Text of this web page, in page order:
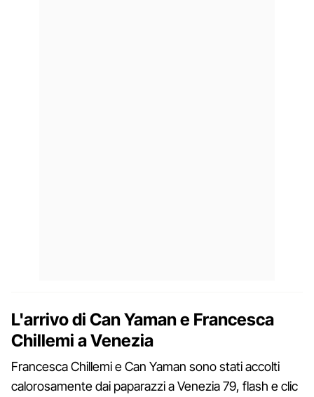
L'arrivo di Can Yaman e Francesca
Chillemi a Venezia
Francesca Chillemi e Can Yaman sono stati accolti
calorosamente dai paparazzi a Venezia 79, flash e clic